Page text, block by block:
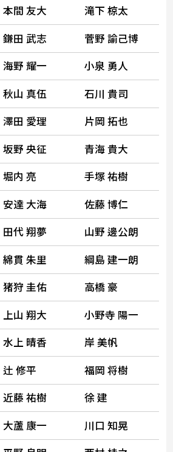
本間 友大
滝下 椋太
鎌田 武志
菅野 諭己博
海野 耀一
小泉 勇人
秋山 真伍
石川 貴司
澤田 愛理
片岡 拓也
坂野 央征
青海 貴大
堀内 亮
手塚 祐樹
安達 大海
佐藤 博仁
田代 翔夢
山野 邊公朗
綿貫 朱里
綱島 建一朗
猪狩 圭佑
高橋 豪
上山 翔大
小野寺 陽一
水上 晴香
岸 美帆
辻 修平
福岡 将樹
近藤 祐樹
徐 建
大蘆 康一
川口 知晃